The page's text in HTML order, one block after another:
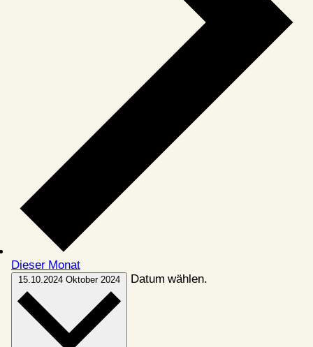
Dieser Monat
15.10.2024 Oktober 2024 Datum wählen.